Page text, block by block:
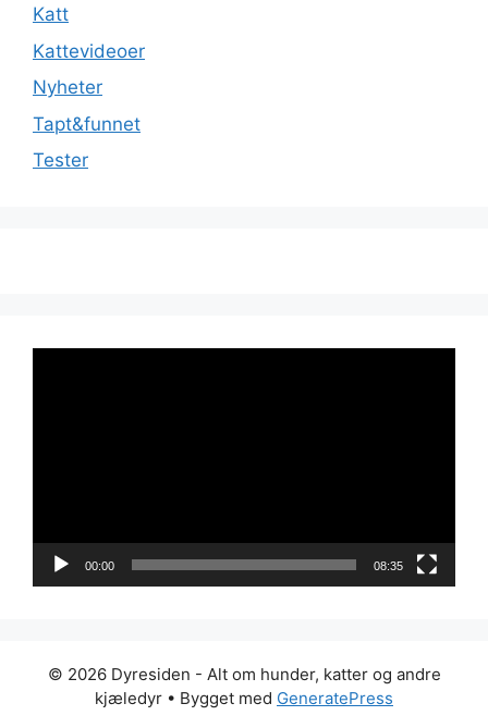
Katt
Kattevideoer
Nyheter
Tapt&funnet
Tester
00:00 08:35
© 2026 Dyresiden - Alt om hunder, katter og andre
kjæledyr • Bygget med GeneratePress